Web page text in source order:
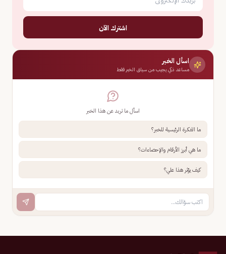
اشترك الآن
اسأل الخبر
مساعد ذكي يجيب من سياق الخبر فقط
اسأل ما تريد عن هذا الخبر
ما الفكرة الرئيسية للخبر؟
ما هي أبرز الأرقام والإحصاءات؟
كيف يؤثر هذا علي؟